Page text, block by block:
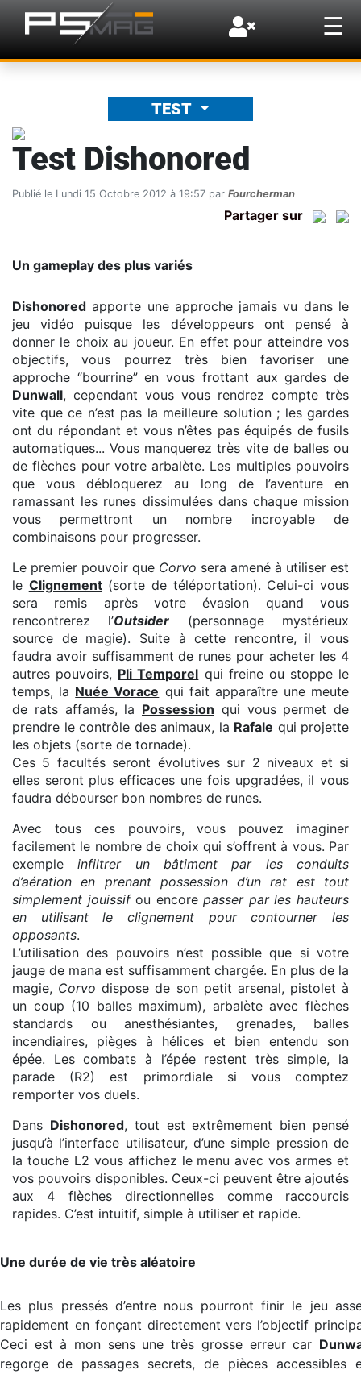
☰
×
TEST
Test Dishonored
Publié le Lundi 15 Octobre 2012 à 19:57 par Fourcherman
Partager sur
Un gameplay des plus variés
Dishonored apporte une approche jamais vu dans le
jeu vidéo puisque les développeurs ont pensé à
donner le choix au joueur. En effet pour atteindre vos
objectifs, vous pourrez très bien favoriser une
approche “bourrine” en vous frottant aux gardes de
Dunwall, cependant vous vous rendrez compte très
vite que ce n’est pas la meilleure solution ; les gardes
ont du répondant et vous n’êtes pas équipés de fusils
automatiques... Vous manquerez très vite de balles ou
de flèches pour votre arbalète. Les multiples pouvoirs
que vous débloquerez au long de l’aventure en
ramassant les runes dissimulées dans chaque mission
vous permettront un nombre incroyable de
combinaisons pour progresser.
Le premier pouvoir que Corvo sera amené à utiliser est
le Clignement(sorte de téléportation). Celui-ci vous
sera remis après votre évasion quand vous
rencontrerez l’Outsider (personnage mystérieux
source de magie). Suite à cette rencontre, il vous
faudra avoir suffisamment de runes pour acheter les 4
autres pouvoirs, Pli Temporel qui freine ou stoppe le
temps, la Nuée Vorace qui fait apparaître une meute
de rats affamés, la Possession qui vous permet de
prendre le contrôle des animaux, la Rafale qui projette
les objets (sorte de tornade).
Ces 5 facultés seront évolutives sur 2 niveaux et si
elles seront plus efficaces une fois upgradées, il vous
faudra débourser bon nombres de runes.
Avec tous ces pouvoirs, vous pouvez imaginer
facilement le nombre de choix qui s’offrent à vous. Par
exempleinfiltrer un bâtiment par les conduits
d’aération en prenant possession d’un rat est tout
simplement jouissifou encorepasser par les hauteurs
en utilisant le clignement pour contourner les
opposants.
L’utilisation des pouvoirs n’est possible que si votre
jauge de mana est suffisamment chargée. En plus de la
magie, Corvo dispose de son petit arsenal, pistolet à
un coup (10 balles maximum), arbalète avec flèches
standards ou anesthésiantes, grenades, balles
incendiaires, pièges à hélices et bien entendu son
épée. Les combats à l’épée restent très simple, la
parade (R2) est primordiale si vous comptez
remporter vos duels.
Dans Dishonored, tout est extrêmement bien pensé
jusqu’à l’interface utilisateur, d’une simple pression de
la touche L2 vous affichez le menu avec vos armes et
vos pouvoirs disponibles. Ceux-ci peuvent être ajoutés
aux 4 flèches directionnelles comme raccourcis
rapides. C’est intuitif, simple à utiliser et rapide.
Une durée de vie très aléatoire
Les plus pressés d’entre nous pourront finir le jeu
rapidement en fonçant directement vers l’objectif
Ceci est à mon sens une très grosse erreur car
regorge de passages secrets, de pièces accessibles